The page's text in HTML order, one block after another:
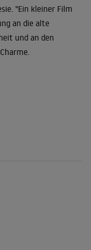
"Ein kleiner Film
an die alte
und an den